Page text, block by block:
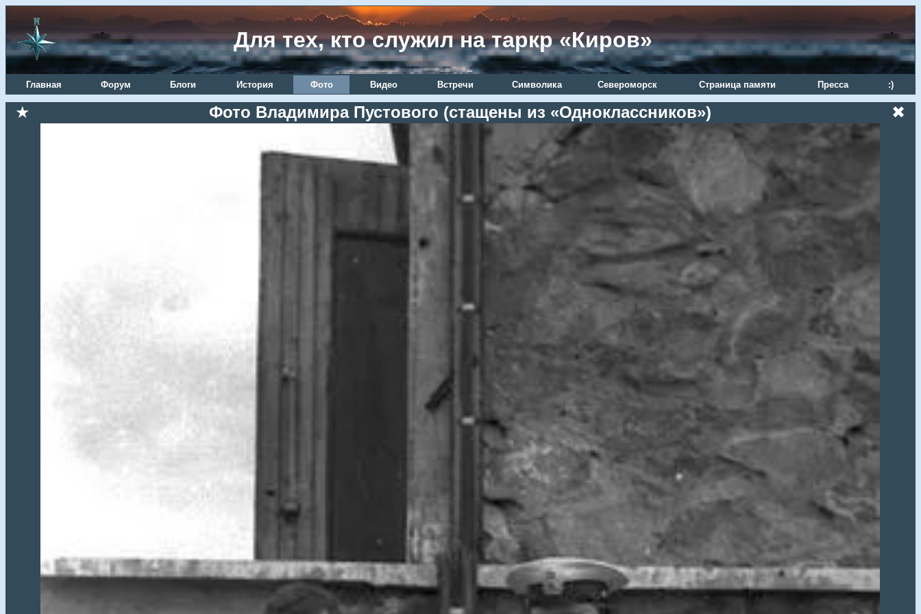
Для тех, кто служил на таркр «Киров»
Главная Форум Блоги История Фото Видео Встречи Символика Североморск Страница памяти Пресса :)
★ Фото Владимира Пустового (стащены из «Одноклассников») ✖